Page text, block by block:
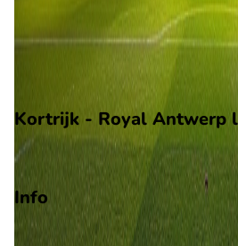
Kortrijk - Royal Antwerp
Info
Op 15 augustus 2026 gaat Kortrijk